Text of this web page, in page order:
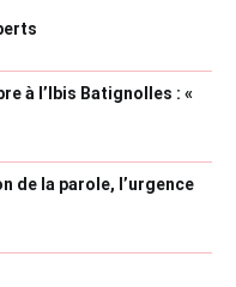
à l’Ibis Batignolles : «
de la parole, l’urgence